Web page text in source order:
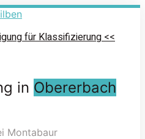
für Klassifizierung <<
in Obererbach
Montabaur